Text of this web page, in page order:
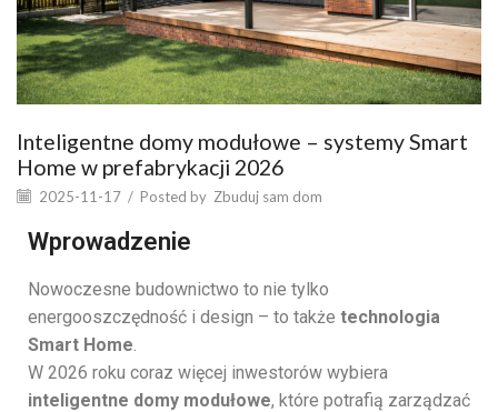
Inteligentne domy modułowe – systemy Smart
Home w prefabrykacji 2026
2025-11-17 / Posted by Zbuduj sam dom
Wprowadzenie
Nowoczesne budownictwo to nie tylko
energooszczędność i design – to także technologia
Smart Home
W 2026 roku coraz więcej inwestorów wybiera
inteligentne domy modułowe, które potrafią zarządzać